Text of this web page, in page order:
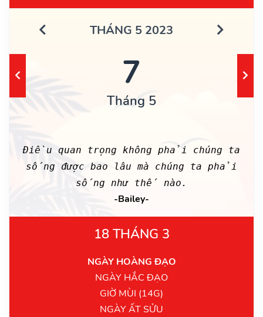
THÁNG 5 2023
7
Tháng 5
Điều quan trọng không phải chúng ta
sống được bao lâu mà chúng ta phải
sống như thế nào.
-Bailey-
18 THÁNG 3
NGÀY HOÀNG ĐẠO
NGÀY HẮC ĐẠO
GIỜ MÙI (14G)
NGÀY ẤT SỬU